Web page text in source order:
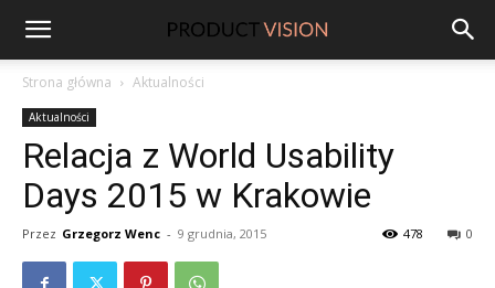
ProductVision
Strona główna Aktualności
Aktualności
Relacja z World Usability
Days 2015 w Krakowie
Przez Grzegorz Wenc - 9 grudnia, 2015 0
478